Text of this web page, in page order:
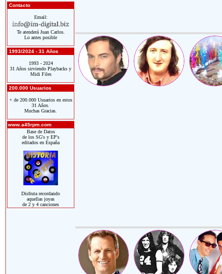
Contacto
Email:
Te atenderá Juan Carlos.
Lo antes posible
1993/2024 - 31 Años
1993 - 2024
31 Años sirviendo Playbacks y
Midi Files
200.000 Usuarios
+ de 200.000 Usuarios en estos
31 Años.
Muchas Gracias.
www.a45rpm.com
Base de Datos
de los SG's y EP's
editados en España
Disfruta recordando
aquellas joyas
de 2 y 4 canciones